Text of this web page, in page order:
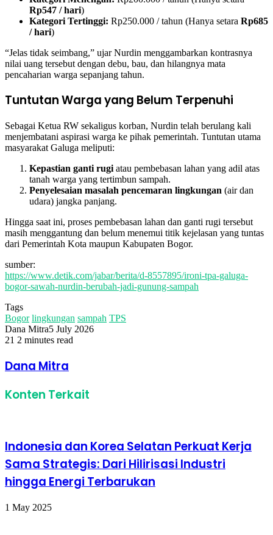
Rp547 / hari)
Kategori Tertinggi: Rp250.000 / tahun (Hanya setara Rp685
/ hari)
“Jelas tidak seimbang,” ujar Nurdin menggambarkan kontrasnya
nilai uang tersebut dengan debu, bau, dan hilangnya mata
pencaharian warga sepanjang tahun.
Tuntutan Warga yang Belum Terpenuhi
Sebagai Ketua RW sekaligus korban, Nurdin telah berulang kali
menjembatani aspirasi warga ke pihak pemerintah. Tuntutan utama
masyarakat Galuga meliputi:
Kepastian ganti rugi atau pembebasan lahan yang adil atas
tanah warga yang tertimbun sampah.
Penyelesaian masalah pencemaran lingkungan (air dan
udara) jangka panjang.
Hingga saat ini, proses pembebasan lahan dan ganti rugi tersebut
masih menggantung dan belum menemui titik kejelasan yang tuntas
dari Pemerintah Kota maupun Kabupaten Bogor.
sumber:
https://www.detik.com/jabar/berita/d-8557895/ironi-tpa-galuga-
bogor-sawah-nurdin-berubah-jadi-gunung-sampah
Tags
Bogor lingkungan sampah TPS
Dana Mitra5 July 2026
21 2 minutes read
via
Email
Dana Mitra
Konten Terkait
Indonesia dan Korea Selatan Perkuat Kerja
Sama Strategis: Dari Hilirisasi Industri
hingga Energi Terbarukan
1 May 2025